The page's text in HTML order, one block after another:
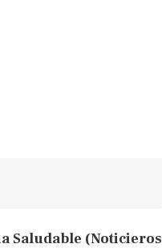
Saludable (Noticieros